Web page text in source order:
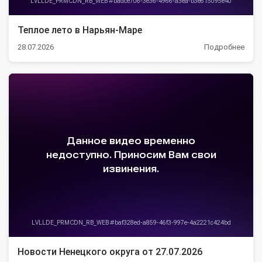
Теплое лето в Нарьян-Маре
28.07.2026 Подробнее
Новости Ненецкого округа от 27.07.2026